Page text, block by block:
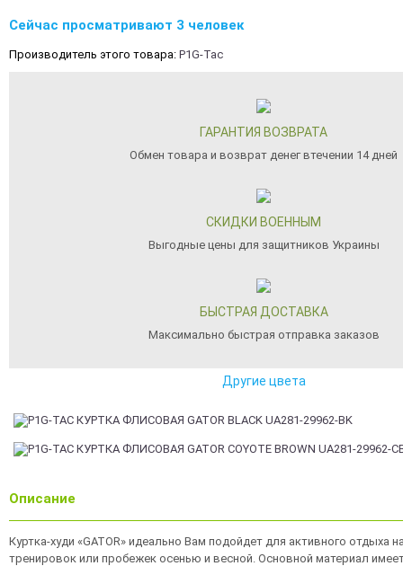
Сейчас просматривают 3 человек
Производитель этого товара: P1G-Tac
ГАРАНТИЯ ВОЗВРАТА
Обмен товара и возврат денег втечении 14 дней
СКИДКИ ВОЕННЫМ
Выгодные цены для защитников Украины
БЫСТРАЯ ДОСТАВКА
Максимально быстрая отправка заказов
Другие цвета
Описание
Куртка-худи «GATOR» идеально Вам подойдет для активного отдыха
тренировок или пробежек осенью и весной. Основной материал